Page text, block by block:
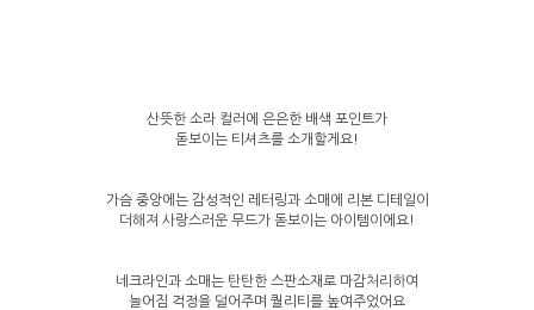
산뜻한 소라 컬러에 은은한 배색 포인트가
돋보이는 티셔츠를 소개할게요!
가슴 중앙에는 감성적인 레터링과 소매에 리본 디테일이
더해져 사랑스러운 무드가 돋보이는 아이템이에요!
네크라인과 소매는 탄탄한 스판소재로 마감처리하여
늘어짐 걱정을 덜어주며 퀄리티를 높여주었어요